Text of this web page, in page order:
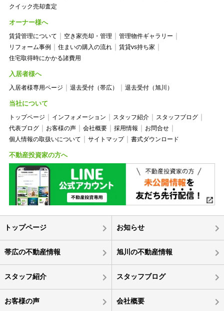
クイック売却査定
オーナー様へ
賃貸管理について 空き家売却・管理
管理物件ギャラリー
リフォーム事例
住まいの購入の流れ
賃貸vs持ち家
住宅取得時にかかる諸費用
入居者様へ
入居者様専用ページ 退去受付（帯広） 退去受付（旭川）
当社について
トップページ インフォメーション スタッフ紹介
スタッフブログ
代表ブログ
お客様の声 会社概要 採用情報
お問合せ
個人情報の取扱いについて
サイトマップ 書式ダウンロード
不動産投資家の方へ
トップページ お知らせ
帯広の不動産情報 旭川の不動産情報
スタッフ紹介 スタッフブログ
お客様の声 会社概要